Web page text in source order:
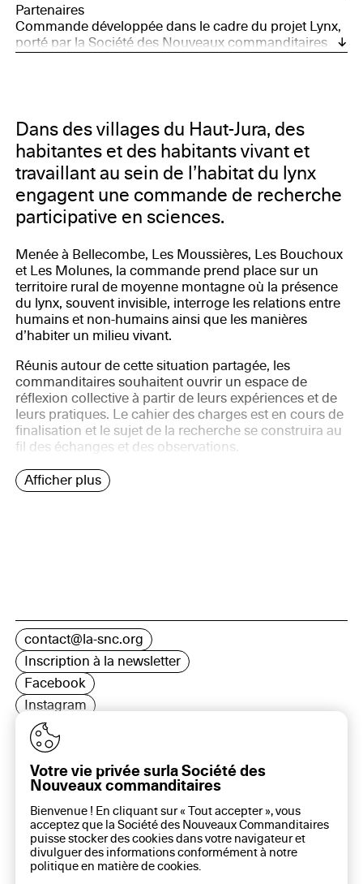
Partenaires
Commande développée dans le cadre du projet Lynx,
porté par la Société des Nouveaux commanditaires
avec le soutien de France Nation Verte.
Dans des villages du Haut-Jura, des
habitantes et des habitants vivant et
travaillant au sein de l’habitat du lynx
engagent une commande de recherche
participative en sciences.
Menée à Bellecombe, Les Moussières, Les Bouchoux
et Les Molunes, la commande prend place sur un
territoire rural de moyenne montagne où la présence
du lynx, souvent invisible, interroge les relations entre
humains et non-humains ainsi que les manières
d’habiter un milieu vivant.
Réunis autour de cette situation partagée, les
commanditaires souhaitent ouvrir un espace de
réflexion collective à partir de leurs expériences et de
leurs pratiques. Le cahier des charges est en cours de
finalisation et le sujet de la recherche se construira au
fil des échanges et des observations.
Afficher plus
contact@la-snc.org
Inscription à la newsletter
Facebook
Instagram
LinkedIn
16 rue Rambuteau, 75003 Paris
Plan du site
Aide sur ce site
Gestion des cookies
Politique des cookies
Votre vie privée surla Société des
Nouveaux commanditaires
Bienvenue ! En cliquant sur « Tout accepter », vous
acceptez que la Société des Nouveaux Commanditaires
puisse stocker des cookies dans votre navigateur et
divulguer des informations conformément à notre
politique en matière decookies.